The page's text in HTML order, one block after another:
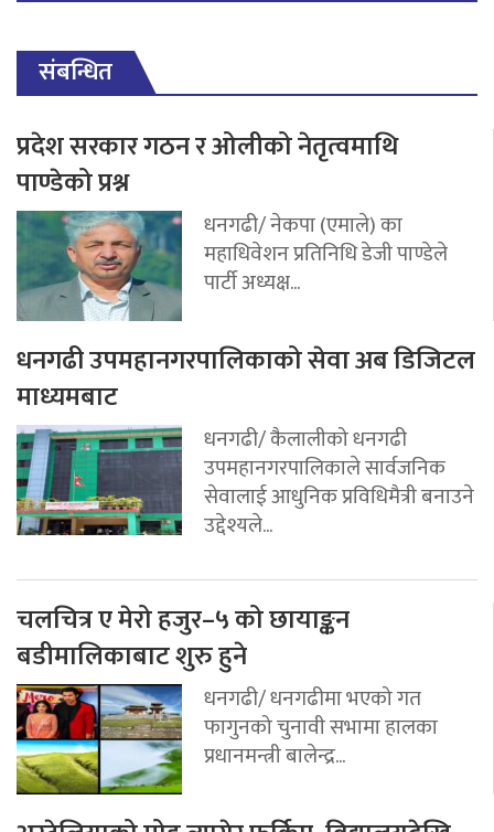
संबन्धित
प्रदेश सरकार गठन र ओलीको नेतृत्वमाथि
पाण्डेको प्रश्न
धनगढी/ नेकपा (एमाले) का
महाधिवेशन प्रतिनिधि डेजी पाण्डेले
पार्टी अध्यक्ष...
धनगढी उपमहानगरपालिकाको सेवा अब डिजिटल
माध्यमबाट
धनगढी/ कैलालीको धनगढी
उपमहानगरपालिकाले सार्वजनिक
सेवालाई आधुनिक प्रविधिमैत्री बनाउने
उद्देश्यले...
चलचित्र ए मेरो हजुर–५ को छायाङ्कन
बडीमालिकाबाट शुरु हुने
धनगढी/ धनगढीमा भएको गत
फागुनको चुनावी सभामा हालका
प्रधानमन्त्री बालेन्द्र...